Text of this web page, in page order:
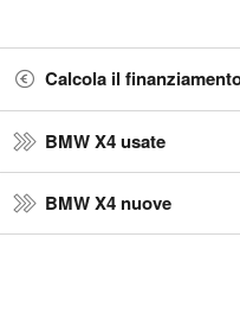
Calcola il
BMW X4 usate
BMW X4 nuove